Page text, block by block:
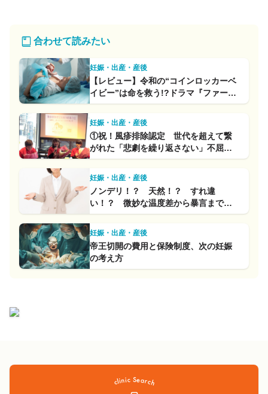
合わせて読みたい
妊娠・出産・産後
【レビュー】令和の“コインロッカーベ
イビー”は命を救う!?ドラマ『ファース
トクライ』第1話
妊娠・出産・産後
①祝！風疹排除認定 世代を超えて繋
がれた「悲劇を繰り返さない」不屈の
想い
妊娠・出産・産後
ノンデリ！？ 天然！？ すれ違
い！？ 微妙な温度差から暴言までの
迷言集Part 2
妊娠・出産・産後
帝王切開の費用と保険制度、次の妊娠
の考え方